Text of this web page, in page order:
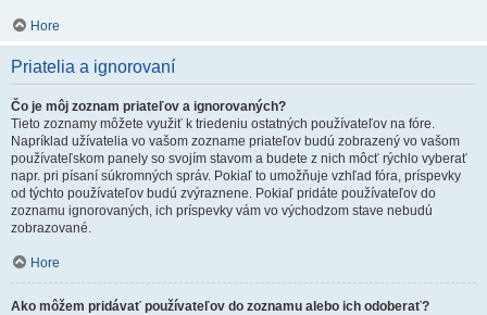
Hore
Priatelia a ignorovaní
Čo je môj zoznam priateľov a ignorovaných?
Tieto zoznamy môžete využiť k triedeniu ostatných používateľov na fóre.
Napríklad užívatelia vo vašom zozname priateľov budú zobrazený vo vašom
používateľskom panely so svojím stavom a budete z nich môcť rýchlo vyberať
napr. pri písaní súkromných správ. Pokiaľ to umožňuje vzhľad fóra, príspevky
od týchto používateľov budú zvýraznene. Pokiaľ pridáte používateľov do
zoznamu ignorovaných, ich príspevky vám vo východzom stave nebudú
zobrazované.
Hore
Ako môžem pridávať používateľov do zoznamu alebo ich odoberať?